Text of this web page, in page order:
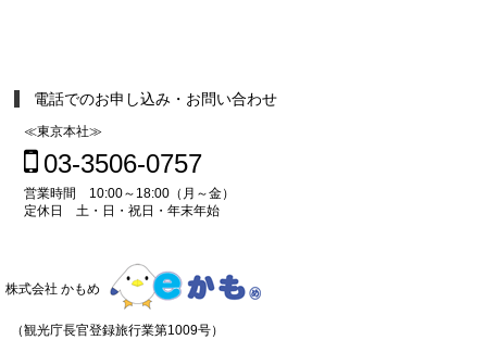
電話でのお申し込み・お問い合わせ
≪東京本社≫
03-3506-0757
営業時間 10:00～18:00（月～金）
定休日 土・日・祝日・年末年始
株式会社 かもめ
（観光庁長官登録旅行業第1009号）